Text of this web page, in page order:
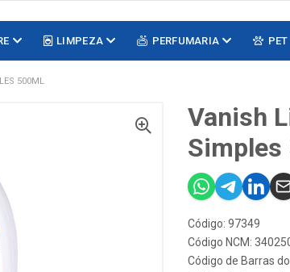
LIMPEZA PERFUMARIA PET
500ML
Vanish
Simples
Código: 97349
Código NCM:
Código de Barras